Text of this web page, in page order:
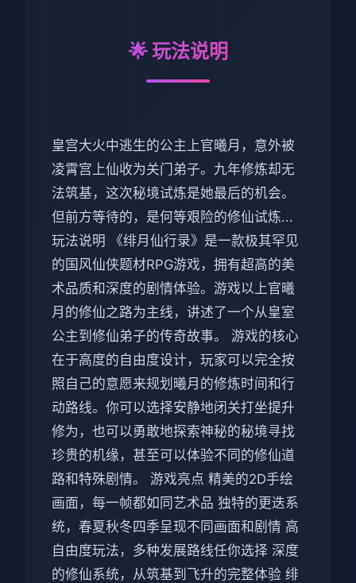
🌟 玩法说明
皇宫大火中逃生的公主上官曦月，意外被
凌霄宫上仙收为关门弟子。九年修炼却无
法筑基，这次秘境试炼是她最后的机会。
但前方等待的，是何等艰险的修仙试炼...
玩法说明 《绯月仙行录》是一款极其罕见
的国风仙侠题材RPG游戏，拥有超高的美
术品质和深度的剧情体验。游戏以上官曦
月的修仙之路为主线，讲述了一个从皇室
公主到修仙弟子的传奇故事。 游戏的核心
在于高度的自由度设计，玩家可以完全按
照自己的意愿来规划曦月的修炼时间和行
动路线。你可以选择安静地闭关打坐提升
修为，也可以勇敢地探索神秘的秘境寻找
珍贵的机缘，甚至可以体验不同的修仙道
路和特殊剧情。 游戏亮点 精美的2D手绘
画面，每一帧都如同艺术品 独特的更迭系
统，春夏秋冬四季呈现不同画面和剧情 高
自由度玩法，多种发展路线任你选择 深度
的修仙系统，从筑基到飞升的完整体验 绯